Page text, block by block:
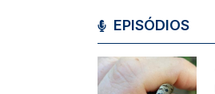
EPISÓDIOS
Imagem